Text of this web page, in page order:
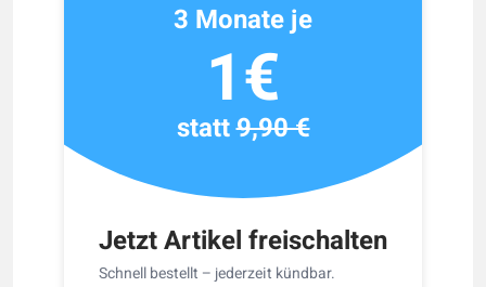
Jetzt Artikel freischalten
Schnell bestellt – jederzeit kündbar.
3 Monate je
1€
statt9,90 €